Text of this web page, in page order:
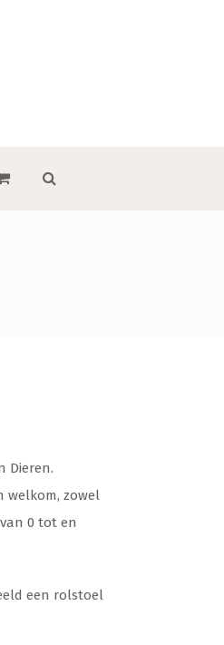
Dieren.
welkom, zowel
0 tot en
een rolstoel